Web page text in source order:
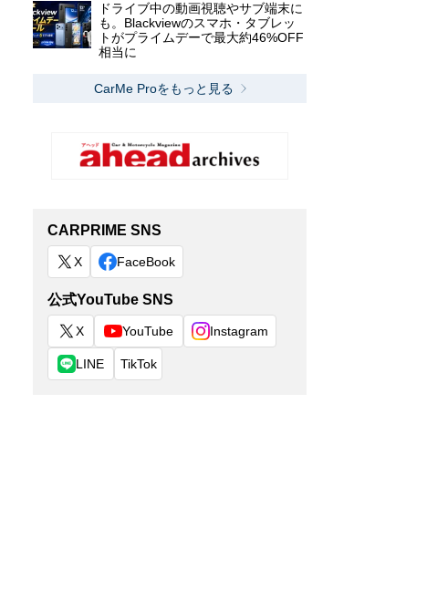
固定方式 製品重量
40〜83cm
ISOFIX固定/
シートベル
ト固定
4.3kg
ドライブ中の動画視聴やサブ端末に
も。Blackviewのスマホ・タブレッ
トがプライムデーで最大約46%OFF
相当に
CarMe Proをもっと見る
CARPRIME SNS
X FaceBook
公式YouTube SNS
X YouTube Instagram
LINE TikTok